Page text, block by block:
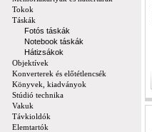
Tokok
Táskák
Fotós táskák
Notebook táskák
Hátizsákok
Objektívek
Konverterek és előtétlencsék
Könyvek, kiadványok
Stúdió technika
Vakuk
Távkioldók
Elemtartók